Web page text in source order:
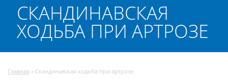
СКАНДИНАВСКАЯ
ХОДЬБА ПРИ АРТРОЗЕ
Главная » Скандинавская ходьба при артрозе